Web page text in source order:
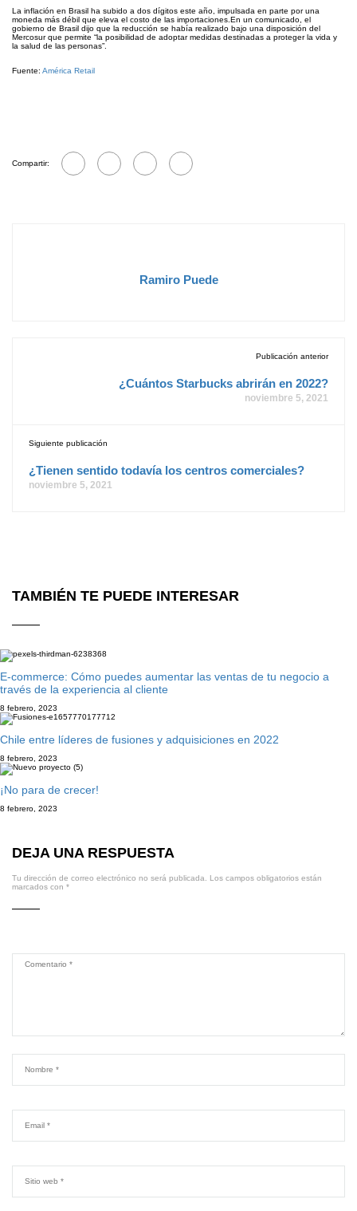
La inflación en Brasil ha subido a dos dígitos este año, impulsada en parte por una
moneda más débil que eleva el costo de las importaciones.En un comunicado, el
gobierno de Brasil dijo que la reducción se había realizado bajo una disposición del
Mercosur que permite “la posibilidad de adoptar medidas destinadas a proteger la vida y
la salud de las personas”.
Fuente: América Retail
Compartir:
Ramiro Puede
Publicación anterior
¿Cuántos Starbucks abrirán en 2022?
noviembre 5, 2021
Siguiente publicación
¿Tienen sentido todavía los centros comerciales?
noviembre 5, 2021
TAMBIÉN TE PUEDE INTERESAR
E-commerce: Cómo puedes aumentar las ventas de tu negocio a
través de la experiencia al cliente
8 febrero, 2023
Chile entre líderes de fusiones y adquisiciones en 2022
8 febrero, 2023
¡No para de crecer!
8 febrero, 2023
DEJA UNA RESPUESTA
Tu dirección de correo electrónico no será publicada.
Los campos obligatorios están
marcados con *